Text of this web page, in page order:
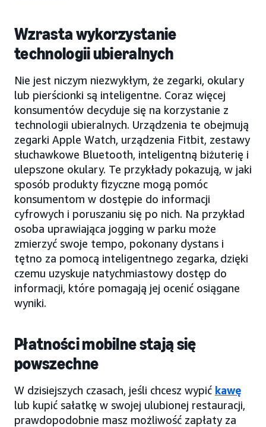
Wzrasta wykorzystanie
technologii ubieralnych
Nie jest niczym niezwykłym, że zegarki, okulary
lub pierścionki są inteligentne. Coraz więcej
konsumentów decyduje się na korzystanie z
technologii ubieralnych. Urządzenia te obejmują
zegarki Apple Watch, urządzenia Fitbit, zestawy
słuchawkowe Bluetooth, inteligentną biżuterię i
ulepszone okulary. Te przykłady pokazują, w jaki
sposób produkty fizyczne mogą pomóc
konsumentom w dostępie do informacji
cyfrowych i poruszaniu się po nich. Na przykład
osoba uprawiająca jogging w parku może
zmierzyć swoje tempo, pokonany dystans i
tętno za pomocą inteligentnego zegarka, dzięki
czemu uzyskuje natychmiastowy dostęp do
informacji, które pomagają jej ocenić osiągane
wyniki.
Płatności mobilne stają się
powszechne
W dzisiejszych czasach, jeśli chcesz wypić kawę
lub kupić sałatkę w swojej ulubionej restauracji,
prawdopodobnie masz możliwość zapłaty za